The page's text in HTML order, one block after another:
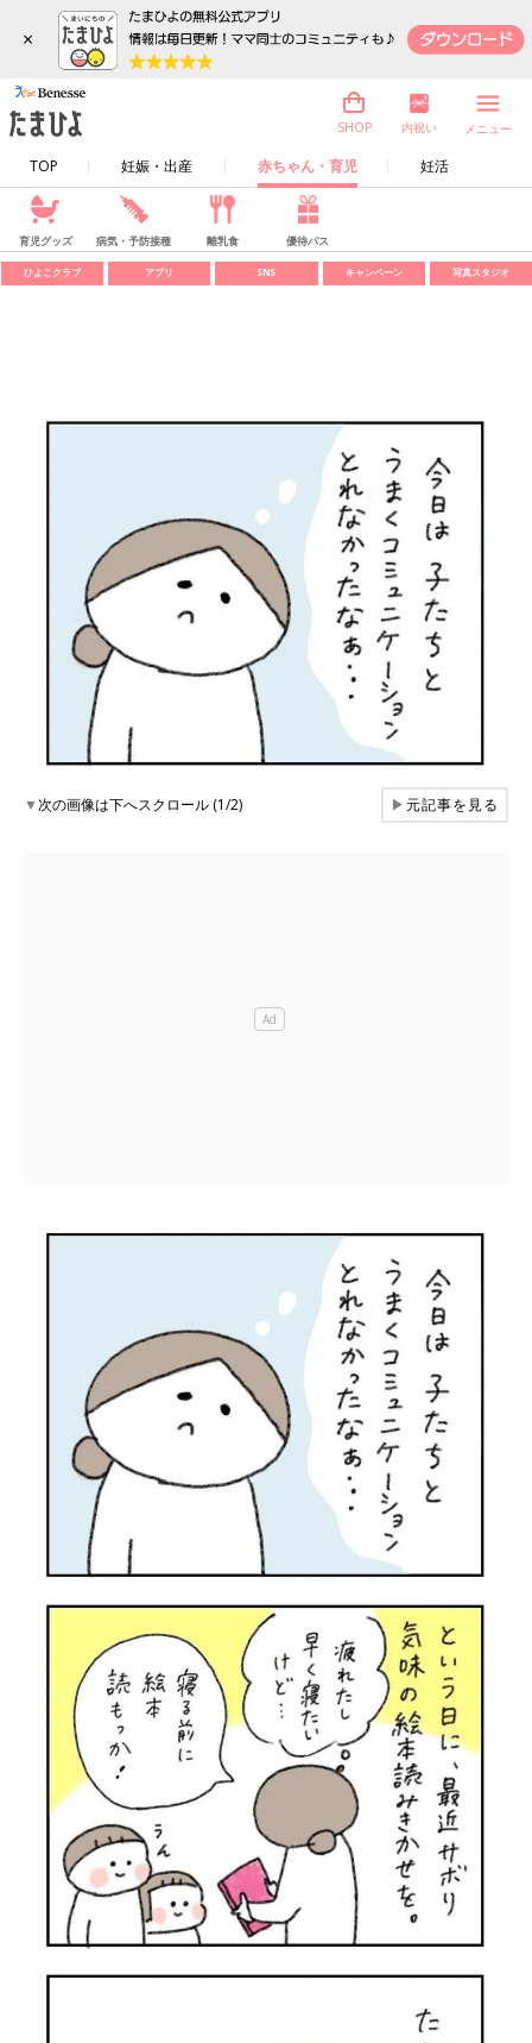
×
TOP 妊娠・出産 赤ちゃん・育児 妊活
SHOP 内祝い メニュー
育児グッズ 病気・予防接種 離乳食 優待パス
ひよこクラブ アプリ SNS キャンペーン 写真スタジオ
▼次の画像は下へスクロール (1/2) ▶元記事を見る